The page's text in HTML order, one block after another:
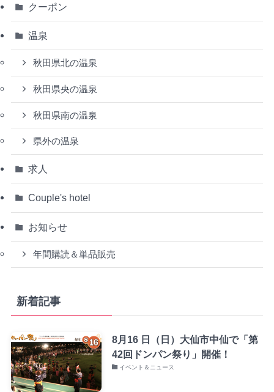
クーポン
温泉
秋田県北の温泉
秋田県央の温泉
秋田県南の温泉
県外の温泉
求人
Couple's hotel
お知らせ
年間購読＆単品販売
新着記事
8月16 日（日）大仙市中仙で「第
42回ドンパン祭り」開催！
イベント＆ニュース